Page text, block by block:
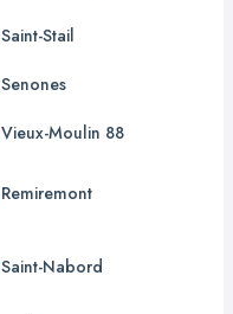
Saint-Stail
Senones
Vieux-Moulin 88
Remiremont
Saint-Nabord